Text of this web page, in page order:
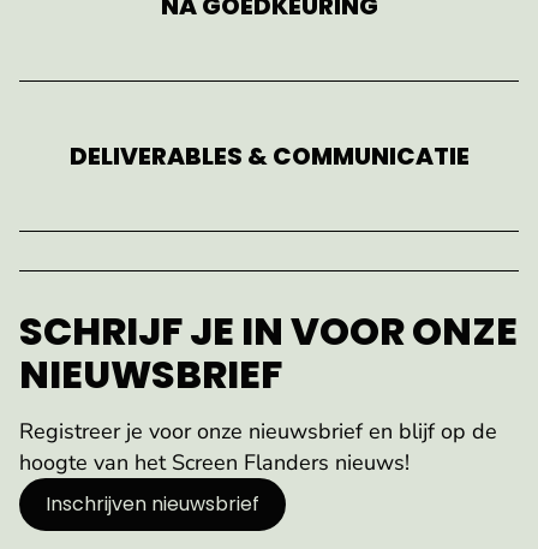
DELIVERABLES & COMMUNICATIE
SCHRIJF JE IN VOOR ONZE
NIEUWSBRIEF
Registreer je voor onze nieuwsbrief en blijf op de
hoogte van het Screen Flanders nieuws!
Inschrijven nieuwsbrief